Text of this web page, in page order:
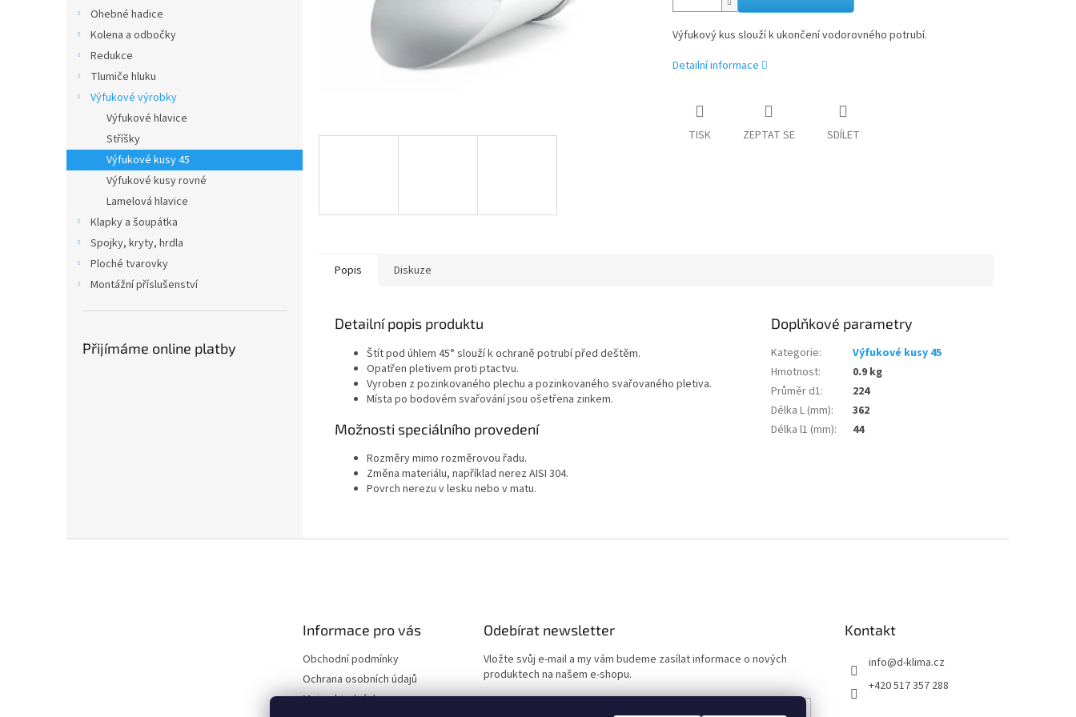
Ohebné hadice
Kolena a odbočky
Redukce
Tlumiče hluku
Výfukové výrobky
Výfukové hlavice
Stříšky
Výfukové kusy 45
Výfukové kusy rovné
Lamelová hlavice
Klapky a šoupátka
Spojky, kryty, hrdla
Ploché tvarovky
Montážní příslušenství
Přijímáme online platby
Výfukový kus slouží k ukončení vodorovného potrubí.
Detailní informace
TISK ZEPTAT SE SDÍLET
Popis Diskuze
Detailní popis produktu
Štít pod úhlem 45° slouží k ochraně potrubí před deštěm.
Opatřen pletivem proti ptactvu.
Vyroben z pozinkovaného plechu a pozinkovaného svařovaného pletiva.
Místa po bodovém svařování jsou ošetřena zinkem.
Možnosti speciálního provedení
Rozměry mimo rozměrovou řadu.
Změna materiálu, například nerez AISI 304.
Povrch nerezu v lesku nebo v matu.
Doplňkové parametry
Kategorie:
Výfukové kusy 45
Hmotnost:
0.9 kg
Průměr d1:
224
Délka L (mm):
362
Délka l1 (mm): 44
Informace pro vás
Obchodní podmínky
Ochrana osobních údajů
Moje objednávka
Odebírat newsletter
Vložte svůj e-mail a my vám budeme zasílat informace o nových
produktech na našem e-shopu.
Kontakt
info@d-klima.cz
+420 517 357 288